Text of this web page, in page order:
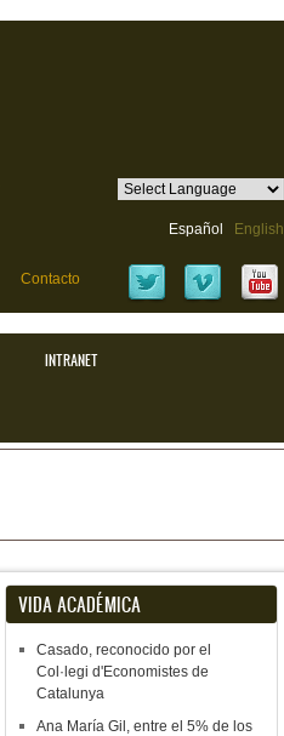
Español English
Contacto
INTRANET
VIDA ACADÉMICA
Casado, reconocido por el
Col·legi d'Economistes de
Catalunya
Ana María Gil, entre el 5% de los